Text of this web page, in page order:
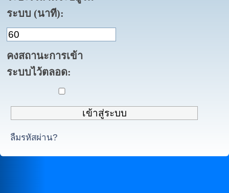
ระบบ (นาที):
คงสถานะการเข้า
ระบบไว้ตลอด:
ลืมรหัสผ่าน?